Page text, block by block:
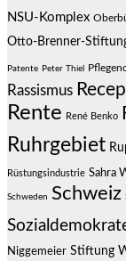
NSU-Komplex
Otto-Brenner-
Patente Peter Thiel
Rassismus
Rente René Benko
Ruhrgebiet
Rüstungsindustrie Sahra
Schweden Schweiz
Niggemeier Stiftung